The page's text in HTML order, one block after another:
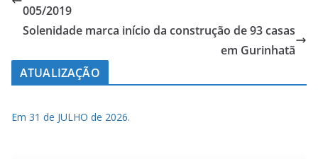
005/2019
Solenidade marca início da construção de 93 casas
em Gurinhatã
ATUALIZAÇÃO
Em 31 de JULHO de 2026.